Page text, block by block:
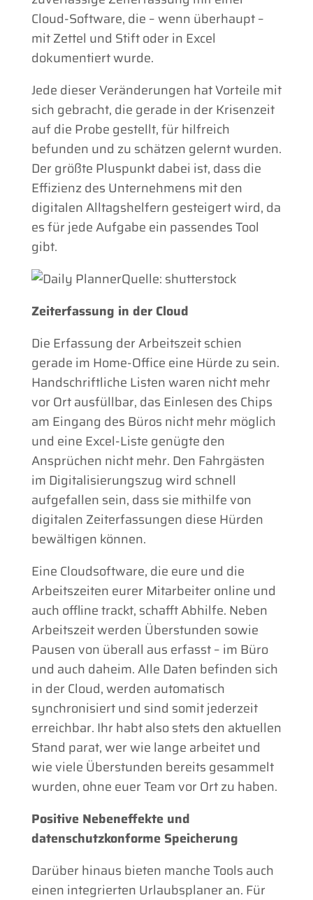
Cloud-Software, die – wenn überhaupt –
mit Zettel und Stift oder in Excel
dokumentiert wurde.
Jede dieser Veränderungen hat Vorteile mit
sich gebracht, die gerade in der Krisenzeit
auf die Probe gestellt, für hilfreich
befunden und zu schätzen gelernt wurden.
Der größte Pluspunkt dabei ist, dass die
Effizienz des Unternehmens mit den
digitalen Alltagshelfern gesteigert wird, da
es für jede Aufgabe ein passendes Tool
gibt.
Quelle: shutterstock
Zeiterfassung in der Cloud
Die Erfassung der Arbeitszeit schien
gerade im Home-Office eine Hürde zu sein.
Handschriftliche Listen waren nicht mehr
vor Ort ausfüllbar, das Einlesen des Chips
am Eingang des Büros nicht mehr möglich
und eine Excel-Liste genügte den
Ansprüchen nicht mehr. Den Fahrgästen
im Digitalisierungszug wird schnell
aufgefallen sein, dass sie mithilfe von
digitalen Zeiterfassungen diese Hürden
bewältigen können.
Eine Cloudsoftware, die eure und die
Arbeitszeiten eurer Mitarbeiter online und
auch offline trackt, schafft Abhilfe. Neben
Arbeitszeit werden Überstunden sowie
Pausen von überall aus erfasst – im Büro
und auch daheim. Alle Daten befinden sich
in der Cloud, werden automatisch
synchronisiert und sind somit jederzeit
erreichbar. Ihr habt also stets den aktuellen
Stand parat, wer wie lange arbeitet und
wie viele Überstunden bereits gesammelt
wurden, ohne euer Team vor Ort zu haben.
Positive Nebeneffekte und
datenschutzkonforme Speicherung
Darüber hinaus bieten manche Tools auch
einen integrierten Urlaubsplaner an. Für